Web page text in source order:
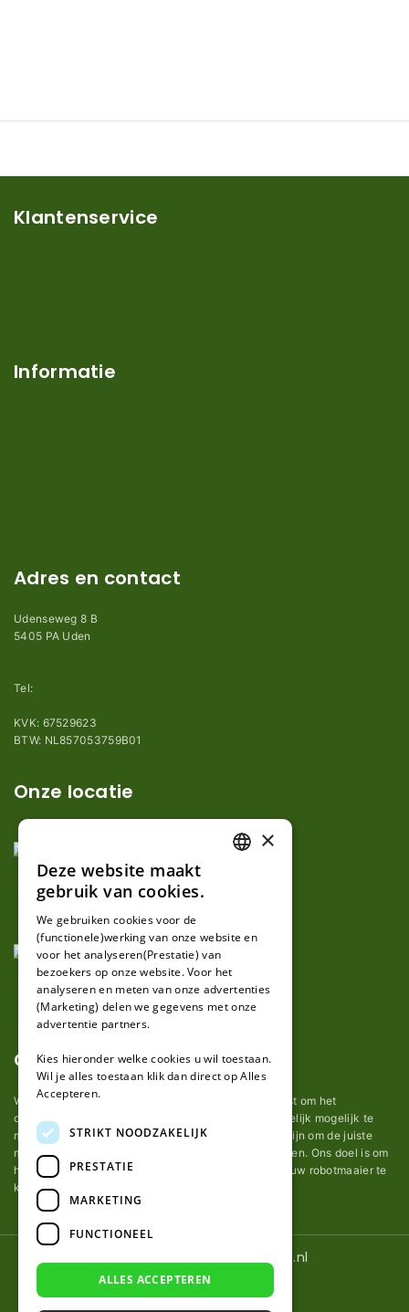
Klantenservice
Informatie
Adres en contact
Udenseweg 8 B
5405 PA Uden
Tel:
KVK: 67529623
BTW: NL857053759B01
Onze locatie
Over ons
Wij van robotmaaier-mesjes.nl doen ons uiterste best om het
onderhoud van robot grasmaaier mesjes zo gemakkelijk mogelijk te
maken. Uit ervaring merkten we hoe lastig het kan zijn om de juiste
messen voor een automatische grasmachine te vinden. Ons doel is om
het u makkelijk te maken om de goede mesjes voor uw robotmaaier te
kopen.
© 2026 Robotmaaier-mesjes.nl
GERMAN
×
Deze website maakt
gebruik van cookies.
We gebruiken cookies voor de
(functionele)werking van onze website en
voor het analyseren(Prestatie) van
bezoekers op onze website. Voor het
analyseren en meten van onze advertenties
(Marketing) delen we gegevens met onze
advertentie partners.
Kies hieronder welke cookies u wil toestaan.
Wil je alles toestaan klik dan direct op Alles
Accepteren.
STRIKT NOODZAKELIJK
PRESTATIE
MARKETING
FUNCTIONEEL
ALLES ACCEPTEREN